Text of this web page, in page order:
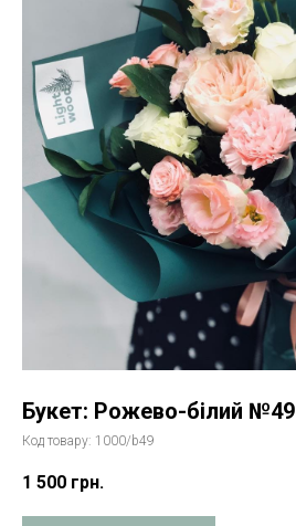
Букет: Рожево-білий №49
Код товару: 1000/b49
1 500 грн.